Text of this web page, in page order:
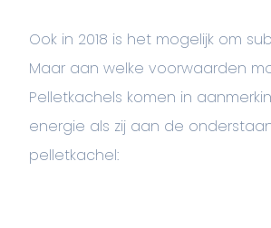
Ook in 2018 is het mogelijk om
Maar aan welke voorwaarden
Pelletkachels komen in
energie als zij aan de
pelletkachel: